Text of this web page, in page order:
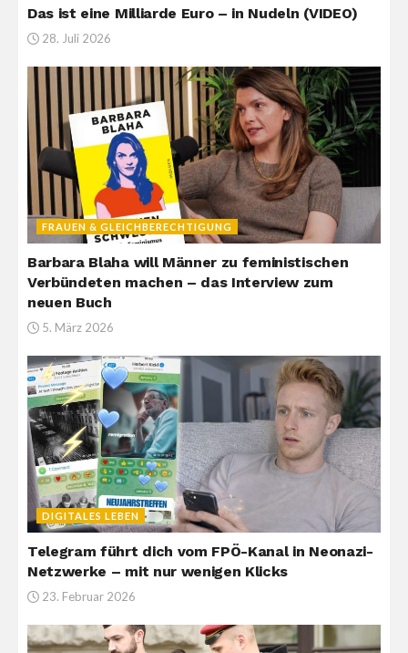
Das ist eine Milliarde Euro – in Nudeln (VIDEO)
28. Juli 2026
FRAUEN & GLEICHBERECHTIGUNG
Barbara Blaha will Männer zu feministischen
Verbündeten machen – das Interview zum
neuen Buch
5. März 2026
DIGITALES LEBEN
Telegram führt dich vom FPÖ-Kanal in Neonazi-
Netzwerke – mit nur wenigen Klicks
23. Februar 2026